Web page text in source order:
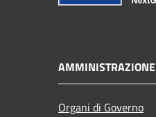
AMMINISTRAZIONE
Organi di Governo